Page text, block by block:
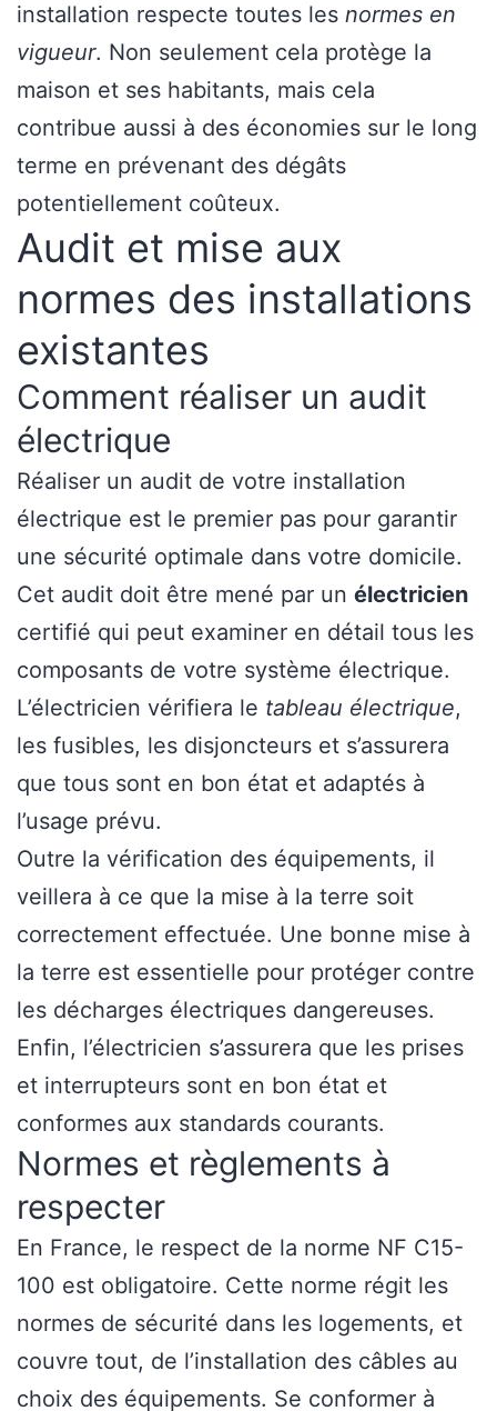
installation respecte toutes les normes en
vigueur. Non seulement cela protège la
maison et ses habitants, mais cela
contribue aussi à des économies sur le long
terme en prévenant des dégâts
potentiellement coûteux.
Audit et mise aux
normes des installations
existantes
Comment réaliser un audit
électrique
Réaliser un audit de votre installation
électrique est le premier pas pour garantir
une sécurité optimale dans votre domicile.
Cet audit doit être mené par un électricien
certifié qui peut examiner en détail tous les
composants de votre système électrique.
L’électricien vérifiera le tableau électrique,
les fusibles, les disjoncteurs et s’assurera
que tous sont en bon état et adaptés à
l’usage prévu.
Outre la vérification des équipements, il
veillera à ce que la mise à la terre soit
correctement effectuée. Une bonne mise à
la terre est essentielle pour protéger contre
les décharges électriques dangereuses.
Enfin, l’électricien s’assurera que les prises
et interrupteurs sont en bon état et
conformes aux standards courants.
Normes et règlements à
respecter
En France, le respect de la norme NF C15-
100 est obligatoire. Cette norme régit les
normes de sécurité dans les logements, et
couvre tout, de l’installation des câbles au
choix des équipements. Se conformer à